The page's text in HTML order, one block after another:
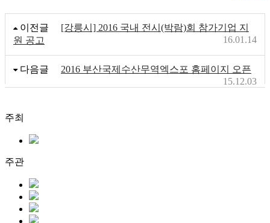
이전글
[강릉시] 2016 국내 전시(박람)회 참가기업 지
원 공고
16.01.14
다음글
2016 부산국제수산무역엑스포 홈페이지 오픈
15.12.03
주최
주관